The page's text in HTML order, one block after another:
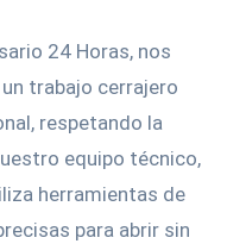
24 Horas, nos
trabajo cerrajero
respetando la
equipo técnico,
herramientas de
para abrir sin